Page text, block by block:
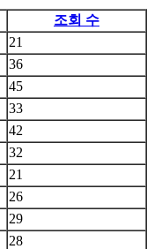
조회 수
21
36
45
33
42
32
21
26
29
28